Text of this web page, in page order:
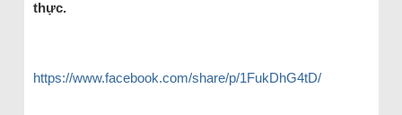
thực.
https://www.facebook.com/share/p/1FukDhG4tD/